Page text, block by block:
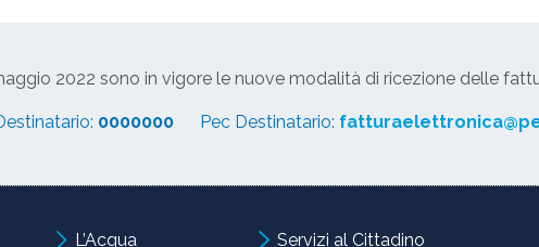
2022 sono in vigore le nuove modalità di ricezione delle
0000000 Pec Destinatario:
L’Acqua Servizi al Cittadino